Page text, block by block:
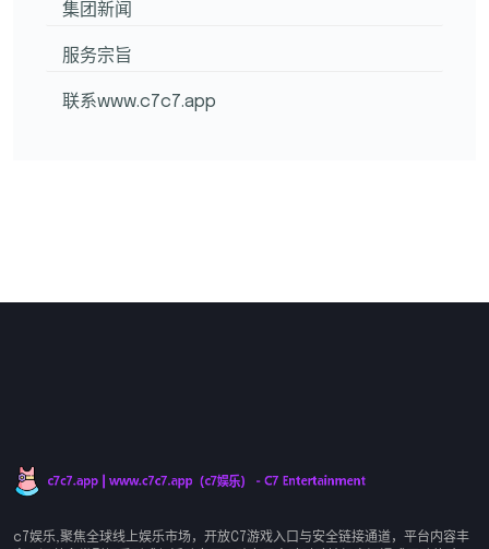
集团新闻
服务宗旨
联系www.c7c7.app
c7娱乐,聚焦全球线上娱乐市场，开放C7游戏入口与安全链接通道，平台内容丰